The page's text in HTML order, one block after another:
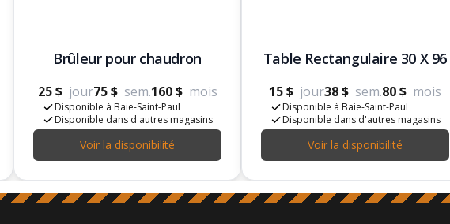
Brûleur pour chaudron
25 $ jour75 $ sem.160 $ mois
Disponible à Baie-Saint-Paul
Disponible dans d'autres magasins
Voir la disponibilité
Table Rectangulaire 30 X 96
15 $ jour38 $ sem.80 $ mois
Disponible à Baie-Saint-Paul
Disponible dans d'autres magasins
Voir la disponibilité